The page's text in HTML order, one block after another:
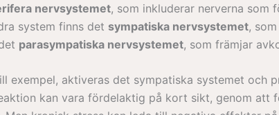
nervsystemet, som inkluderar nerverna som
system finns det sympatiska nervsystemet,
parasympatiska nervsystemet, som främjar
exempel, aktiveras det sympatiska systemet och
kan vara fördelaktig på kort sikt, genom att